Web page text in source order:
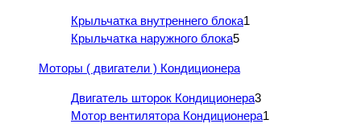
Крыльчатка внутреннего блока1
Крыльчатка наружного блока5
Моторы ( двигатели ) Кондиционера
Двигатель шторок Кондиционера3
Мотор вентилятора Кондиционера1